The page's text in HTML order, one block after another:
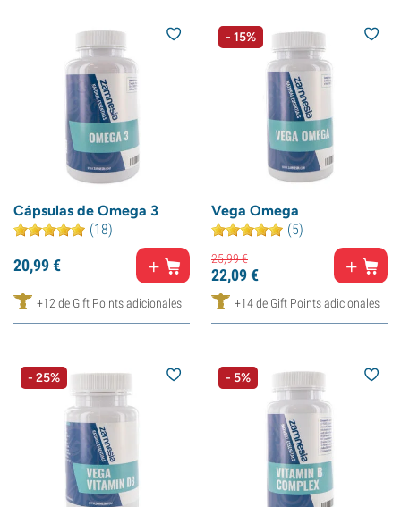
Cápsulas de Omega 3
(18)
20,99€
+12 de Gift Points adicionales
- 15%
Vega Omega
(5)
25,99€
22,09€
+14 de Gift Points adicionales
- 25% - 5%